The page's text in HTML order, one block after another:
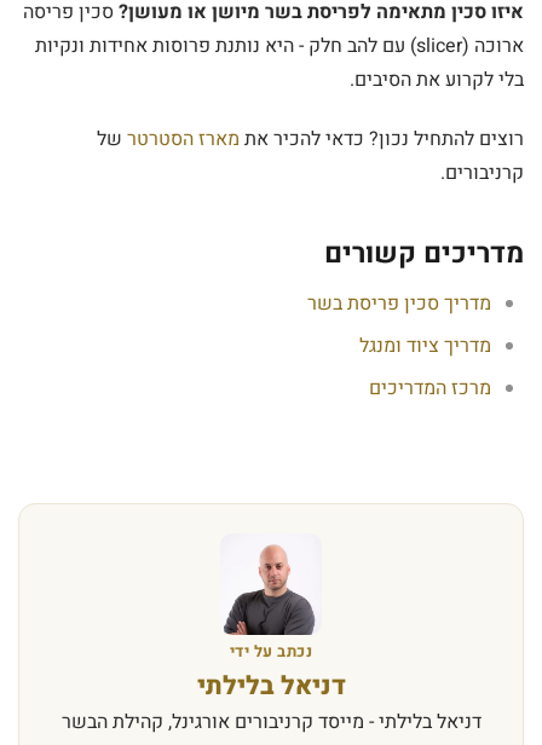
איזו סכין מתאימה לפריסת בשר מיושן או מעושן? סכין פריסה
ארוכה (slicer) עם להב חלק - היא נותנת פרוסות אחידות ונקיות
בלי לקרוע את הסיבים.
רוצים להתחיל נכון? כדאי להכיר את מארז הסטרטר של
קרניבורים.
מדריכים קשורים
מדריך סכין פריסת בשר
מדריך ציוד ומנגל
מרכז המדריכים
נכתב על ידי
דניאל בלילתי
דניאל בלילתי - מייסד קרניבורים אורגינל, קהילת הבשר